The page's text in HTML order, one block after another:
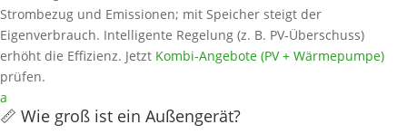
Strombezug und Emissionen; mit Speicher steigt der
Eigenverbrauch. Intelligente Regelung (z. B. PV‑Überschuss)
erhöht die Effizienz. Jetzt Kombi‑Angebote (PV + Wärmepumpe)
prüfen.
a
📏 Wie groß ist ein Außengerät?